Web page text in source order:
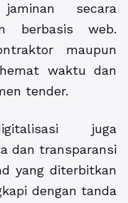
secara
berbasis web.
maupun
waktu dan
tender.
juga
dan transparansi
yang diterbitkan
dengan tanda